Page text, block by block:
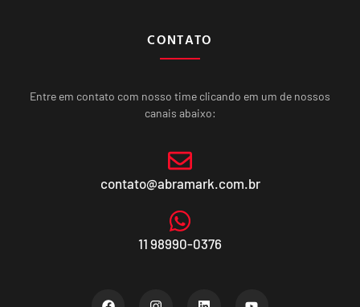
CONTATO
Entre em contato com nosso time clicando em um de nossos
canais abaixo:
contato@abramark.com.br
11 98990-0376